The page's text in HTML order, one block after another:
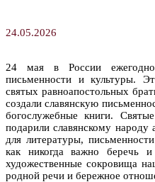
24.05.2026
24 мая в России ежегодно
письменности и культуры.
святых равноапостольных
создали славянскую
богослужебные книги.
подарили славянскому
для литературы,
как никогда важно беречь
художественные сокровища
родной речи и бережное